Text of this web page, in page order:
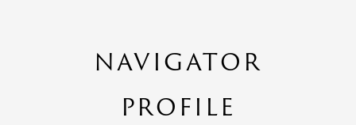
NAVIGATOR
PROFILE